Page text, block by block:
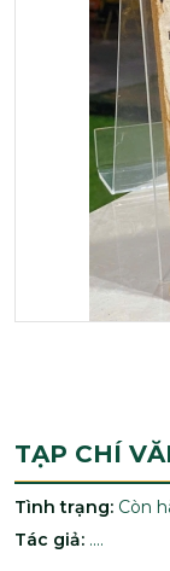
TẠP CHÍ
Tình trạng: Còn
Tác giả: ....